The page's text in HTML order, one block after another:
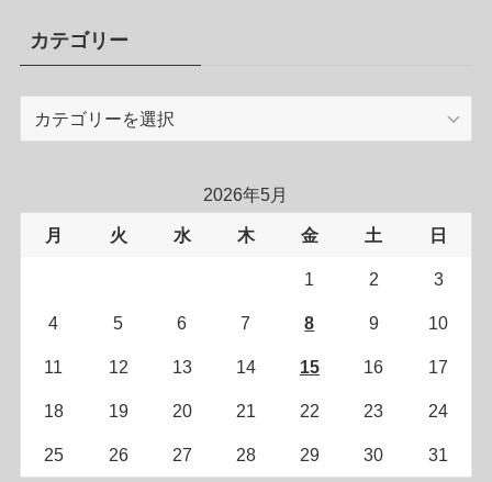
カテゴリー
ー
2026年5月
月 火 水 木 金 土 日
1 2 3
4 5 6 7 8 9 10
11 12 13 14 15 16 17
18 19 20 21 22 23 24
25 26 27 28 29 30 31